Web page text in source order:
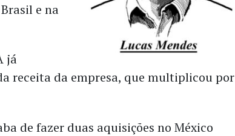
e na
já
receita da empresa, que multiplicou por
de fazer duas aquisições no México